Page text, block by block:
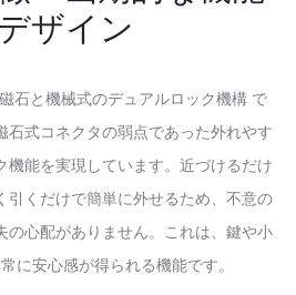
ザイン
磁石と機械式のデュアルロック機構で
石式コネクタの弱点であった外れやす
機能を実現しています。近づけるだけ
引くだけで簡単に外せるため、不意の
の心配がありません。これは、鍵や小
に安心感が得られる機能です。